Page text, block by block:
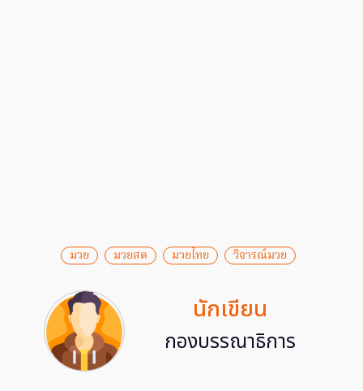
มวย มวยสด มวยไทย วิจารณ์มวย
นักเขียน
กองบรรณาธิการ